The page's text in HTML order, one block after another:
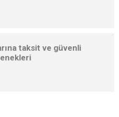
taksit ve güvenli